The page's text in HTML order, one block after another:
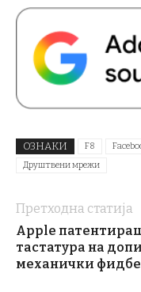
ОЗНАКИ F8
Друштвени мрежи
Претходна статија
Apple
тастатура на
механички